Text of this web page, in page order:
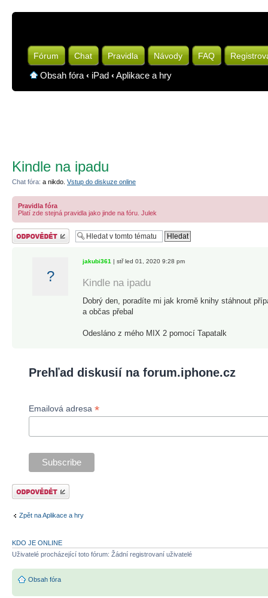
Fórum Chat Pravidla Návody FAQ
Obsah fóra ‹ iPad ‹Aplikace a hry
Kindle na ipadu
Chat fóra: a nikdo. Vstup do diskuze online
Pravidla fóra
Platí zde stejná pravidla jako jinde na fóru. Julek
Odeslat odpověď
?
jakubi361 | stř led 01, 2020 9:28 pm
Kindle na ipadu
Dobrý den, poradíte mi jak kromě knihy stáhnout
a občas přebal
Odesláno z mého MIX 2 pomocí Tapatalk
Prehľad diskusií na forum.iphone.cz
Emailová adresa*
Odeslat odpověď
Zpět na Aplikace a hry
KDO JE ONLINE
Uživatelé procházející toto fórum: Žádní registrovaní uživatelé
Obsah fóra